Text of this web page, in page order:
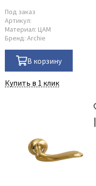
Под заказ
Артикул:
Материал: ЦАМ
Бренд: Archie
В корзину
Купить в 1 клик